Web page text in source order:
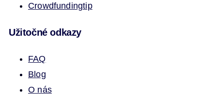
Crowdfundingtip
Užitočné odkazy
FAQ
Blog
O nás